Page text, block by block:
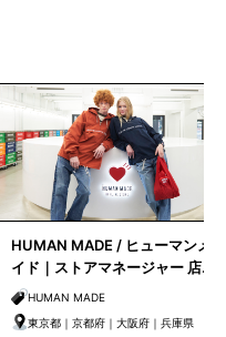
HUMAN MADE / ヒューマンメ
イド｜ストアマネージャー 店長
候補HUMAN MADE
東京都｜京都府｜大阪府｜兵庫県